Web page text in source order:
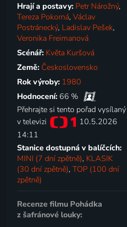
Hrají a postavy: Petr Nárožný,
Tereza Pokorná,Václav
Postránecký, Ladislav Pešek,
Veronika Freimanová
Scénář: Květa Kuršová
Země: Československo
Rok výroby: 1980
Hodnocení: 66 %
Přehrajte si tento pořad vysílaný
v televizi
10.5.2026
14:11
Stanice dostupná v balíčcích:
MINI (7 dní zpětně), KLASIK
(30 dní zpětně),TOP (100 dní
zpětně)
Recenze filmu Pohádka
z šafránové louky: